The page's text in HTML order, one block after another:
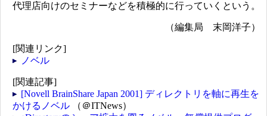
代理店向けのセミナーなどを積極的に行っていくという。
（編集局 末岡洋子）
[関連リンク]
ノベル
[関連記事]
[Novell BrainShare Japan 2001] ディレクトリを軸に再生を
かけるノベル
（＠ITNews）